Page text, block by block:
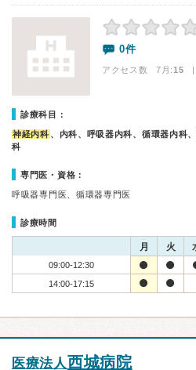
0件
アクセス数 7月:15 |
診療科目：
神経内科 、内科、呼吸器内科、循環器内科
科
専門医・資格：
呼吸器専門医、循環器専門医
診療時間
月 火
09:00-12:30
14:00-17:15
医療法人西城病院